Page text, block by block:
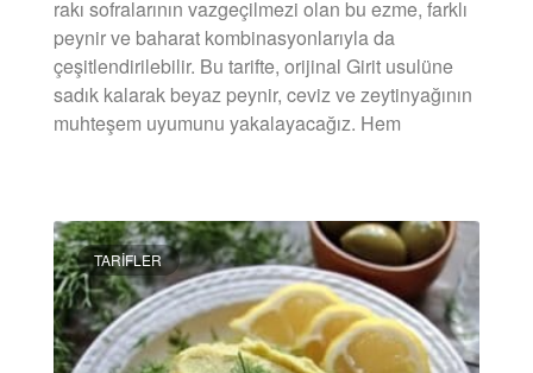
rakı sofralarının vazgeçilmezi olan bu ezme, farklı
peynir ve baharat kombinasyonlarıyla da
çeşitlendirilebilir. Bu tarifte, orijinal Girit usulüne
sadık kalarak beyaz peynir, ceviz ve zeytinyağının
muhteşem uyumunu yakalayacağız. Hem
TARIFLER